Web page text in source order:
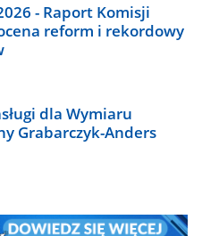
- Raport Komisji
reform i rekordowy
dla Wymiaru
Grabarczyk-Anders